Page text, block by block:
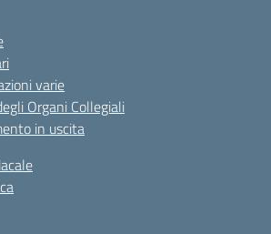
varie
Organi Collegiali
in uscita